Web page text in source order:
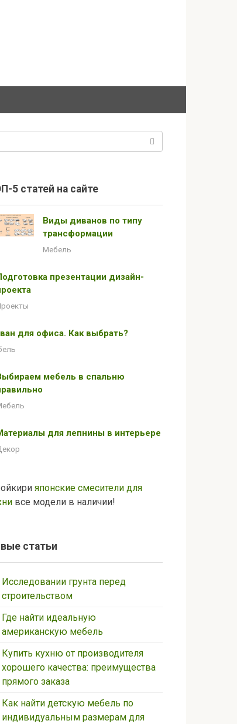
5 статей на сайте
Виды диванов по типу
трансформации
Мебель
презентации дизайн-
для офиса. Как выбрать?
мебель в спальню
для лепнины в интерьере
японские смесители для
все модели в наличии!
статьи
Исследовании грунта перед
строительством
Где найти идеальную
американскую мебель
Купить кухню от производителя
хорошего качества: преимущества
прямого заказа
Как найти детскую мебель по
индивидуальным размерам для